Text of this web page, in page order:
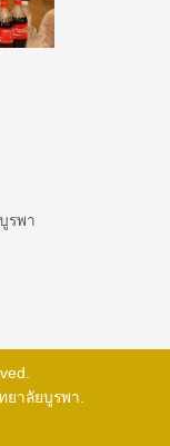
รพา
ยาลัยบูรพา.